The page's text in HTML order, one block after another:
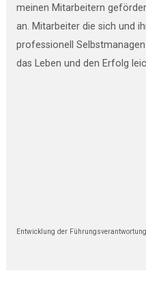
meinen Mitarbeitern
an. Mitarbeiter die sich und
professionell
das Leben und den Erfolg
Entwicklung der